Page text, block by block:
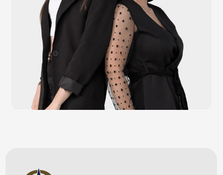
Видеонаблюдение
Принтеры чеков и этикеток
Каталог
Штрихкодовое оборудование
Весовое оборудование
Счётчики валюты
Терминалы самообслуживания
Денежные ящики
Онлайн-кассы
Антикражные ворота